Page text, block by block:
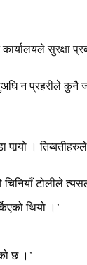
सुरक्षा
न प्रहरीले
पार्‍यो ।
टोलीले
थियो ।’
छ ।’